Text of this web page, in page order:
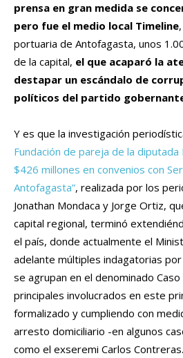
prensa en gran medida se
pero fue el medio local Timeline
portuaria de Antofagasta, unos
de la capital, el que acaparó la
destapar un escándalo de
políticos del partido
Y es que la investigación
Fundación de pareja de la
$426 millones en convenios con
Antofagasta”, realizada por los
Jonathan Mondaca y Jorge Ortiz,
capital regional, terminó
el país, donde actualmente el
adelante múltiples indagatorias
se agrupan en el denominado Caso
principales involucrados en este
formalizado y cumpliendo con
arresto domiciliario -en algunos
como el exseremi Carlos Contreras.